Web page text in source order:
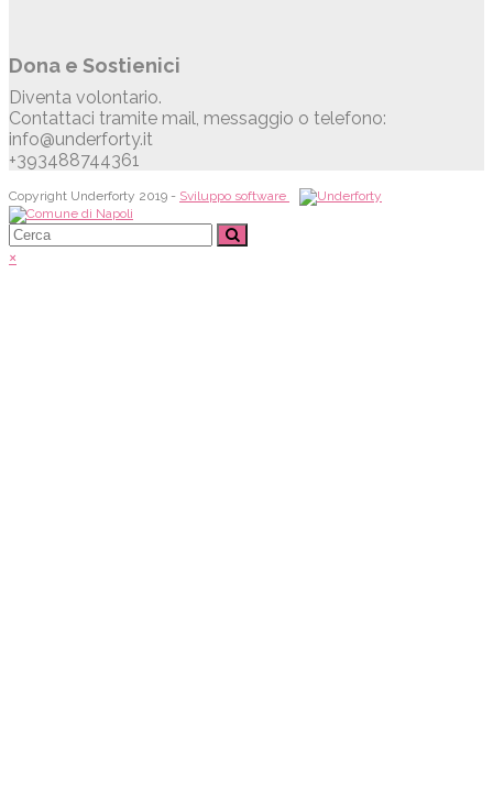
Dona e Sostienici
Diventa volontario.
Contattaci tramite mail, messaggio o telefono:
info@underforty.it
+393488744361
Copyright Underforty 2019 - Sviluppo software
×